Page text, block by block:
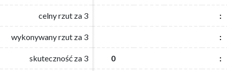
celny rzut za 3 :
wykonywany rzut za 3 :
skuteczność za 3 0 :
celny rzut za 3 :
wykonywany rzut za 3 :
skuteczność za 3 0 :